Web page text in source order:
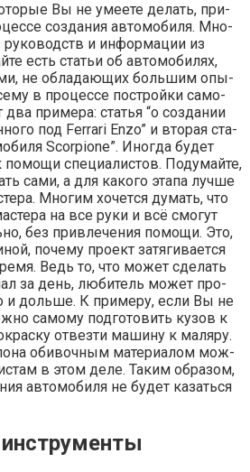
Вы не уме­е­те делать, при­
созда­ния авто­мо­би­ля. Мно­
руко­водств и инфор­ма­ции из
есть ста­тьи об авто­мо­би­лях,
не обла­да­ю­щих боль­шим опы­
в про­цес­се построй­ки само­
при­ме­ра: ста­тья “о созда­нии
под Ferrari Enzo” и вто­рая ста­
Scorpione”. Ино­гда будет
помо­щи спе­ци­а­ли­стов. Поду­май­те,
сами, а для како­го эта­па луч­ше
Мно­гим хочет­ся думать, что
на все руки и всё смо­гут
без при­вле­че­ния помо­щи. Это,
поче­му про­ект затя­ги­ва­ет­ся
Ведь то, что может сде­лать
за день, люби­тель может про­
и доль­ше. К при­ме­ру, если Вы не
само­му под­го­то­вить кузов к
отвез­ти маши­ну к маля­ру.
оби­воч­ным мате­ри­а­лом мож­
в этом деле. Таким обра­зом,
авто­мо­би­ля не будет казать­ся